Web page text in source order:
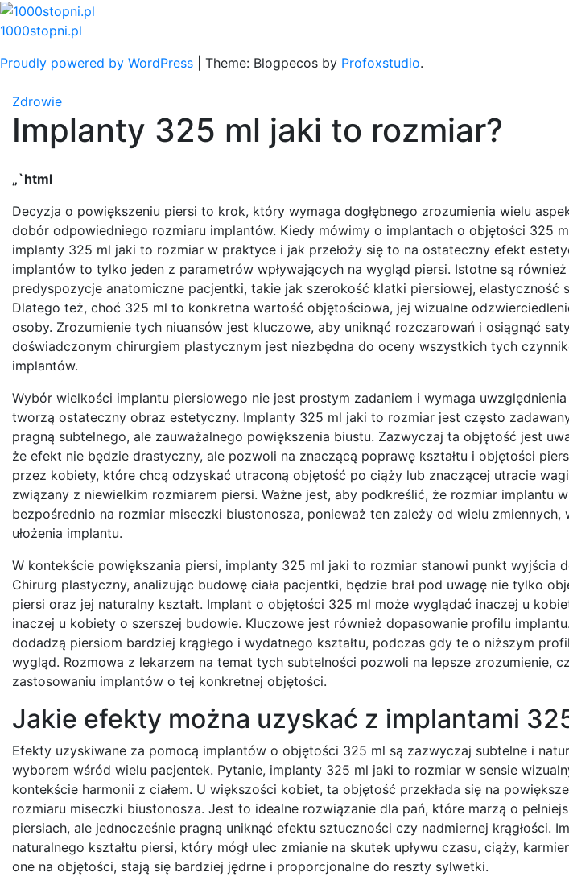
Skip
to
1000stopni.pl
Proudly powered by WordPress
Theme: Blogpecos by Profoxstudio.
Zdrowie
Implanty 325 ml jaki to rozmiar?
„`html
Decyzja o powiększeniu piersi to krok, który wymaga dogłębnego zrozumienia wielu
dobór odpowiedniego rozmiaru implantów. Kiedy mówimy o implantach o objętości 325
implanty 325 ml jaki to rozmiar w praktyce i jak przełoży się to na ostateczny efekt
implantów to tylko jeden z parametrów wpływających na wygląd piersi. Istotne są
predyspozycje anatomiczne pacjentki, takie jak szerokość klatki piersiowej, elastyczność
Dlatego też, choć 325 ml to konkretna wartość objętościowa, jej wizualne
osoby. Zrozumienie tych niuansów jest kluczowe, aby uniknąć rozczarowań i osiągnąć
doświadczonym chirurgiem plastycznym jest niezbędna do oceny wszystkich tych
implantów.
Wybór wielkości implantu piersiowego nie jest prostym zadaniem i wymaga
tworzą ostateczny obraz estetyczny. Implanty 325 ml jaki to rozmiar jest często
pragną subtelnego, ale zauważalnego powiększenia biustu. Zazwyczaj ta objętość jest
że efekt nie będzie drastyczny, ale pozwoli na znaczącą poprawę kształtu i objętości
przez kobiety, które chcą odzyskać utraconą objętość po ciąży lub znaczącej utracie
związany z niewielkim rozmiarem piersi. Ważne jest, aby podkreślić, że rozmiar implantu
bezpośrednio na rozmiar miseczki biustonosza, ponieważ ten zależy od wielu
ułożenia implantu.
W kontekście powiększania piersi, implanty 325 ml jaki to rozmiar stanowi punkt wyjścia
Chirurg plastyczny, analizując budowę ciała pacjentki, będzie brał pod uwagę nie tylko
piersi oraz jej naturalny kształt. Implant o objętości 325 ml może wyglądać inaczej u
inaczej u kobiety o szerszej budowie. Kluczowe jest również dopasowanie profilu
dodadzą piersiom bardziej krągłego i wydatnego kształtu, podczas gdy te o niższym
wygląd. Rozmowa z lekarzem na temat tych subtelności pozwoli na lepsze zrozumienie,
zastosowaniu implantów o tej konkretnej objętości.
Jakie efekty można uzyskać z implantami
Efekty uzyskiwane za pomocą implantów o objętości 325 ml są zazwyczaj subtelne i
wyborem wśród wielu pacjentek. Pytanie, implanty 325 ml jaki to rozmiar w sensie
kontekście harmonii z ciałem. U większości kobiet, ta objętość przekłada się na
rozmiaru miseczki biustonosza. Jest to idealne rozwiązanie dla pań, które marzą o
piersiach, ale jednocześnie pragną uniknąć efektu sztuczności czy nadmiernej krągłości.
naturalnego kształtu piersi, który mógł ulec zmianie na skutek upływu czasu, ciąży,
one na objętości, stają się bardziej jędrne i proporcjonalne do reszty sylwetki.